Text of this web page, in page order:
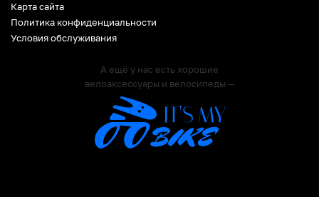
Карта сайта
Политика конфиденциальности
Условия обслуживания
А ещё у нас есть хорошие
велоаксессуары и велосипеды —